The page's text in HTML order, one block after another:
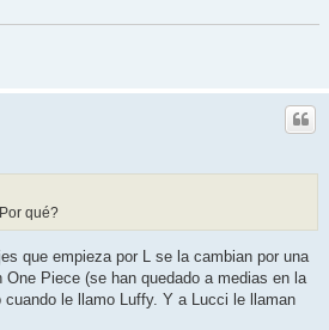
qué?
que empieza por L se la cambian por una
Piece (se han quedado a medias en la
le llamo Luffy. Y a Lucci le llaman